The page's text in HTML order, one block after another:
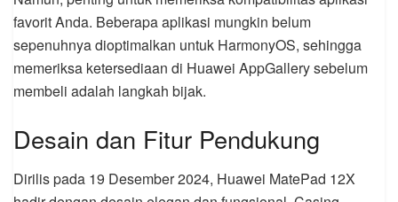
favorit Anda. Beberapa aplikasi mungkin belum
sepenuhnya dioptimalkan untuk HarmonyOS, sehingga
memeriksa ketersediaan di Huawei AppGallery sebelum
membeli adalah langkah bijak.
Desain dan Fitur Pendukung
Dirilis pada 19 Desember 2024, Huawei MatePad 12X